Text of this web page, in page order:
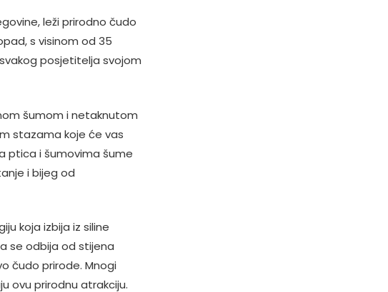
leži prirodno čudo
s visinom od 35
posjetitelja svojom
šumom i netaknutom
stazama koje će vas
ptica i šumovima šume
i bijeg od
koja izbija iz siline
se odbija od stijena
čudo prirode. Mnogi
ovu prirodnu atrakciju.